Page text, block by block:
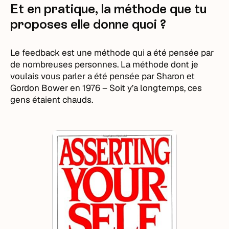
Et en pratique, la méthode que tu
proposes elle donne quoi ?
Le feedback est une méthode qui a été pensée par
de nombreuses personnes. La méthode dont je
voulais vous parler a été pensée par Sharon et
Gordon Bower en 1976 – Soit y’a longtemps, ces
gens étaient chauds.